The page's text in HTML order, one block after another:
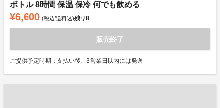
ボトル 8時間 保温 保冷 何でも飲める
¥6,600 (税込/送料込)残り8
販売終了
ご提供予定時期：支払い後、3営業日以内には発送